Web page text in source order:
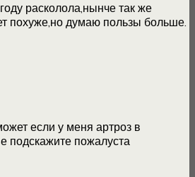
расколола,нынче так же
похуже,но думаю пользы больше.
если у меня артроз в
подскажите пожалуста